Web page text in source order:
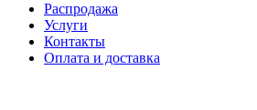
Распродажа
Услуги
Контакты
Оплата и доставка